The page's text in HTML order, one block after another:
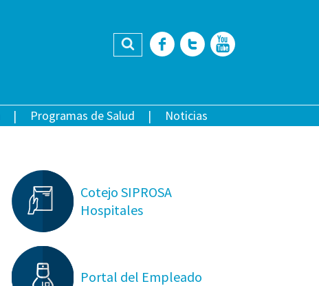
Buscar Facebook
Twitter
Programas de Salud Noticias
Cotejo SIPROSA
Hospitales
Portal del Empleado